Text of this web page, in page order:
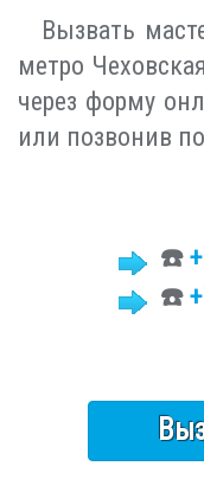
Вызвать
метро
через форму
или позвонив
☎️
☎️